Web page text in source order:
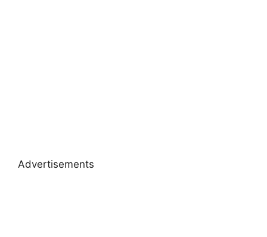
Advertisements